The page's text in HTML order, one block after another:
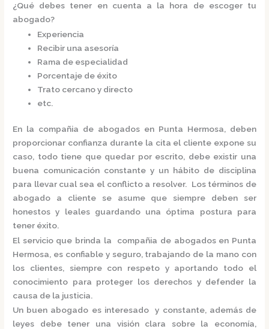
¿Qué debes tener en cuenta a la hora de escoger tu
abogado?
Experiencia
Recibir una asesoría
Rama de especialidad
Porcentaje de éxito
Trato cercano y directo
etc.
En la compañia de abogados en Punta Hermosa, deben
proporcionar confianza durante la cita el cliente expone su
caso, todo tiene que quedar por escrito, debe existir una
buena comunicación constante y un hábito de disciplina
para llevar cual sea el conflicto a resolver. Los términos de
abogado a cliente se asume que siempre deben ser
honestos y leales guardando una óptima postura para
tener éxito.
El servicio que brinda la compañia de abogados en Punta
Hermosa, es confiable y seguro, trabajando de la mano con
los clientes, siempre con respeto y aportando todo el
conocimiento para proteger los derechos y defender la
causa de la justicia.
Un buen abogado es interesado y constante, además de
leyes debe tener una visión clara sobre la economía,